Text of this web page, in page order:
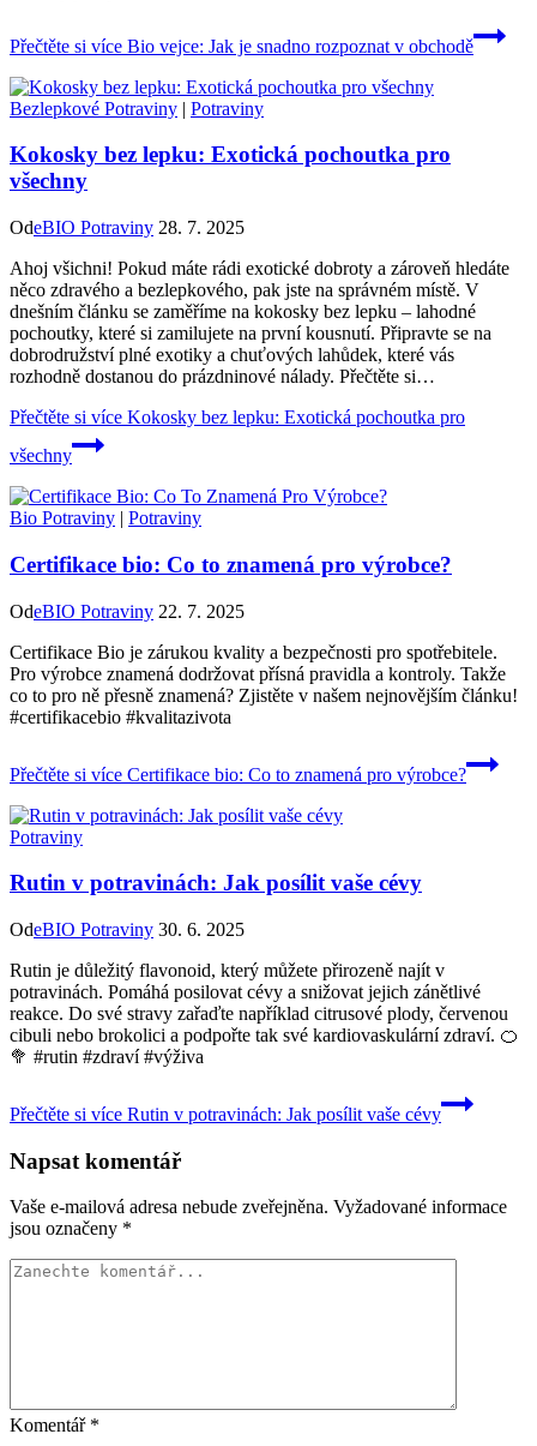
Přečtěte si více Bio vejce: Jak je snadno rozpoznat v obchodě
Bezlepkové Potraviny | Potraviny
Kokosky bez lepku: Exotická pochoutka pro
všechny
OdeBIO Potraviny 28. 7. 2025
Ahoj všichni! Pokud máte rádi exotické dobroty a zároveň hledáte
něco zdravého a bezlepkového, pak jste na správném místě. V
dnešním článku se zaměříme na kokosky bez lepku – lahodné
pochoutky, které si zamilujete na první kousnutí. Připravte se na
dobrodružství plné exotiky a chuťových lahůdek, které vás
rozhodně dostanou do prázdninové nálady. Přečtěte si…
Přečtěte si více Kokosky bez lepku: Exotická pochoutka pro
všechny
Bio Potraviny | Potraviny
Certifikace bio: Co to znamená pro výrobce?
OdeBIO Potraviny 22. 7. 2025
Certifikace Bio je zárukou kvality a bezpečnosti pro spotřebitele.
Pro výrobce znamená dodržovat přísná pravidla a kontroly. Takže
co to pro ně přesně znamená? Zjistěte v našem nejnovějším článku!
#certifikacebio #kvalitazivota
Přečtěte si více Certifikace bio: Co to znamená pro výrobce?
Potraviny
Rutin v potravinách: Jak posílit vaše cévy
OdeBIO Potraviny 30. 6. 2025
Rutin je důležitý flavonoid, který můžete přirozeně najít v
potravinách. Pomáhá posilovat cévy a snižovat jejich zánětlivé
reakce. Do své stravy zařaďte například citrusové plody, červenou
cibuli nebo brokolici a podpořte tak své kardiovaskulární zdraví. 🍊
🥦 #rutin #zdraví #výživa
Přečtěte si více Rutin v potravinách: Jak posílit vaše cévy
Napsat komentář
Vaše e-mailová adresa nebude zveřejněna. Vyžadované informace
jsou označeny *
Komentář *